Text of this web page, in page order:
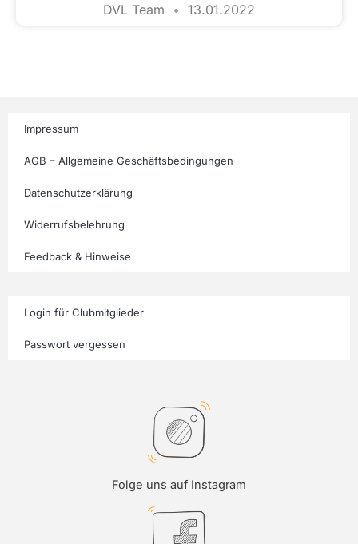
DVL Team 13.01.2022
Impressum
AGB – Allgemeine Geschäftsbedingungen
Datenschutzerklärung
Widerrufsbelehrung
Feedback & Hinweise
Login für Clubmitglieder
Passwort vergessen
Folge uns auf Instagram